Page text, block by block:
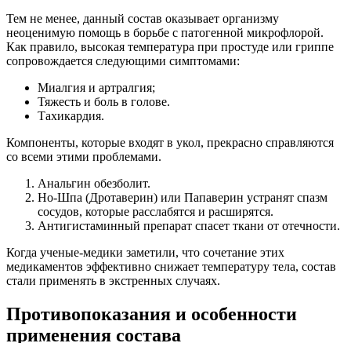
Тем не менее, данный состав оказывает организму
неоценимую помощь в борьбе с патогенной микрофлорой.
Как правило, высокая температура при простуде или гриппе
сопровождается следующими симптомами:
Миалгия и артралгия;
Тяжесть и боль в голове.
Тахикардия.
Компоненты, которые входят в укол, прекрасно справляются
со всеми этими проблемами.
Анальгин обезболит.
Но-Шпа (Дротаверин) или Папаверин устранят спазм
сосудов, которые расслабятся и расширятся.
Антигистаминный препарат спасет ткани от отечности.
Когда ученые-медики заметили, что сочетание этих
медикаментов эффективно снижает температуру тела, состав
стали применять в экстренных случаях.
Противопоказания и особенности
применения состава